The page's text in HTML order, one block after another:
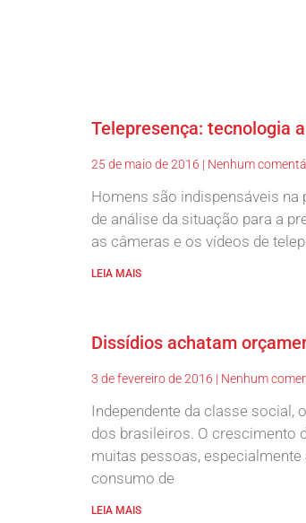
Telepresença: tecnologia
25 de maio de 2016 Nenhum
Homens são indispensáveis na
de análise da situação para a
as câmeras e os vídeos de
LEIA MAIS
Dissídios achatam
3 de fevereiro de 2016 Nenhum
Independente da classe social,
dos brasileiros. O crescimento
muitas pessoas,
consumo de
LEIA MAIS